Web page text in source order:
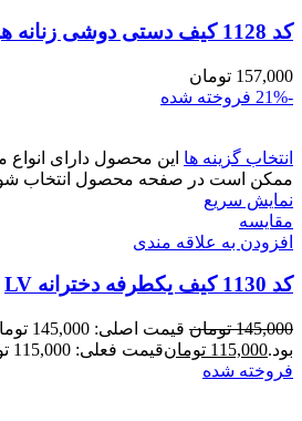
کد 1128 کیف دستی دوشی زنانه هرمس hermes
157,000 تومان
-21%
فروخته شده
انتخاب گزینه ها این محصول دارای انواع
ممکن است در صفحه محصول انتخاب
نمایش سریع
مقايسه
افزودن به علاقه مندی
کد 1130 کیف یکطرفه دخترانه LV
145,000 تومان
قیمت اصلی:
بود.115,000 تومانقیمت فعلی: 115,000 تومان.
فروخته شده